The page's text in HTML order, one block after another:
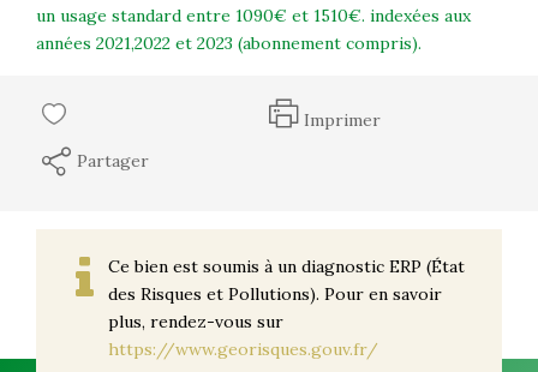
un usage standard entre 1090€ et 1510€. indexées aux
années 2021,2022 et 2023 (abonnement compris).
Imprimer
Partager
Ce bien est soumis à un diagnostic ERP (État
des Risques et Pollutions). Pour en savoir
plus, rendez-vous sur
https://www.georisques.gouv.fr/